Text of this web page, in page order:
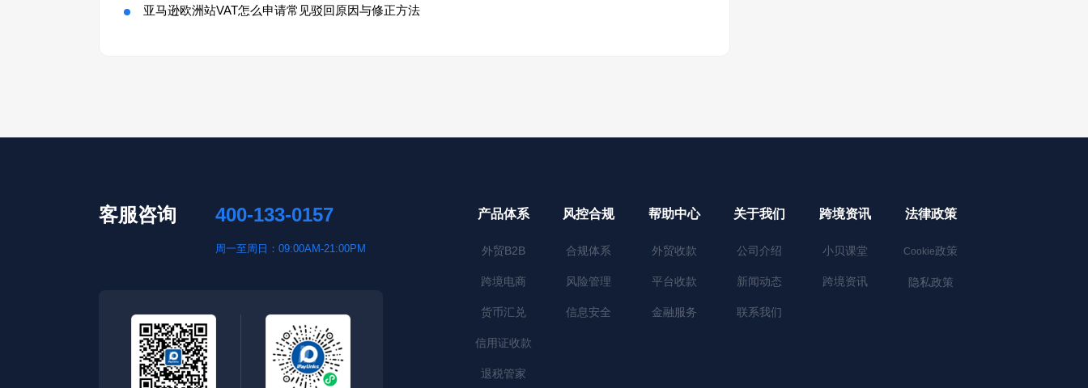
亚马逊欧洲站VAT怎么申请常见驳回原因与修正方法
客服咨询 400-133-0157
周一至周日：09:00AM-21:00PM
产品体系
外贸B2B
跨境电商
货币汇兑
信用证收款
退税管家
风控合规
合规体系
风险管理
信息安全
帮助中心
外贸收款
平台收款
金融服务
关于我们
公司介绍
新闻动态
联系我们
跨境资讯
小贝课堂
跨境资讯
法律政策
Cookie政策
隐私政策